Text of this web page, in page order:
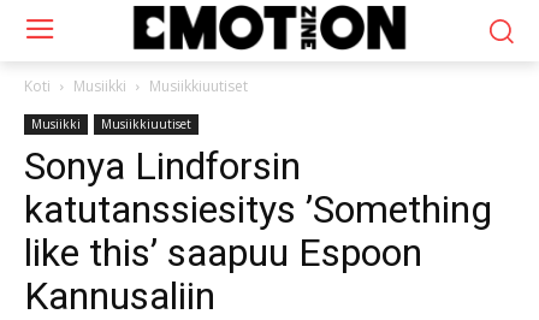
Koti Musiikki Musiikkiuutiset
Musiikki Musiikkiuutiset
Sonya Lindforsin
katutanssiesitys ’Something
like this’ saapuu Espoon
Kannusaliin